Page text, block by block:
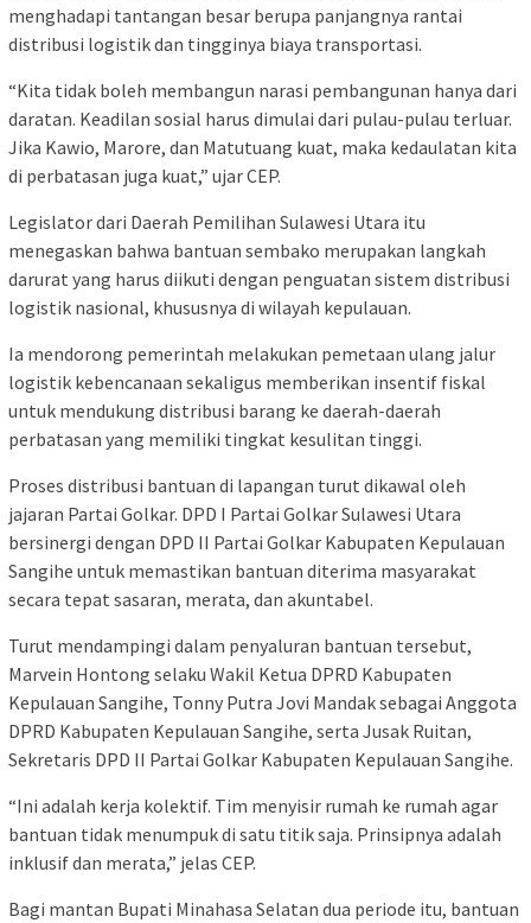
menghadapi tantangan besar berupa panjangnya rantai
distribusi logistik dan tingginya biaya transportasi.
“Kita tidak boleh membangun narasi pembangunan hanya dari
daratan. Keadilan sosial harus dimulai dari pulau-pulau terluar.
Jika Kawio, Marore, dan Matutuang kuat, maka kedaulatan kita
di perbatasan juga kuat,” ujar CEP.
Legislator dari Daerah Pemilihan Sulawesi Utara itu
menegaskan bahwa bantuan sembako merupakan langkah
darurat yang harus diikuti dengan penguatan sistem distribusi
logistik nasional, khususnya di wilayah kepulauan.
Ia mendorong pemerintah melakukan pemetaan ulang jalur
logistik kebencanaan sekaligus memberikan insentif fiskal
untuk mendukung distribusi barang ke daerah-daerah
perbatasan yang memiliki tingkat kesulitan tinggi.
Proses distribusi bantuan di lapangan turut dikawal oleh
jajaran Partai Golkar. DPD I Partai Golkar Sulawesi Utara
bersinergi dengan DPD II Partai Golkar Kabupaten Kepulauan
Sangihe untuk memastikan bantuan diterima masyarakat
secara tepat sasaran, merata, dan akuntabel.
Turut mendampingi dalam penyaluran bantuan tersebut,
Marvein Hontong selaku Wakil Ketua DPRD Kabupaten
Kepulauan Sangihe, Tonny Putra Jovi Mandak sebagai Anggota
DPRD Kabupaten Kepulauan Sangihe, serta Jusak Ruitan,
Sekretaris DPD II Partai Golkar Kabupaten Kepulauan Sangihe.
“Ini adalah kerja kolektif. Tim menyisir rumah ke rumah agar
bantuan tidak menumpuk di satu titik saja. Prinsipnya adalah
inklusif dan merata,” jelas CEP.
Bagi mantan Bupati Minahasa Selatan dua periode itu, bantuan